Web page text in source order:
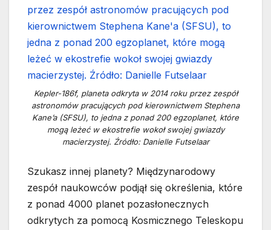
Kepler-186f, planeta odkryta w 2014 roku przez zespół
astronomów pracujących pod kierownictwem Stephena
Kane’a (SFSU), to jedna z ponad 200 egzoplanet, które
mogą leżeć w ekostrefie wokoł swojej gwiazdy
macierzystej. Źródło: Danielle Futselaar
Szukasz innej planety? Międzynarodowy
zespół naukowców podjął się określenia, które
z ponad 4000 planet pozasłonecznych
odkrytych za pomocą Kosmicznego Teleskopu